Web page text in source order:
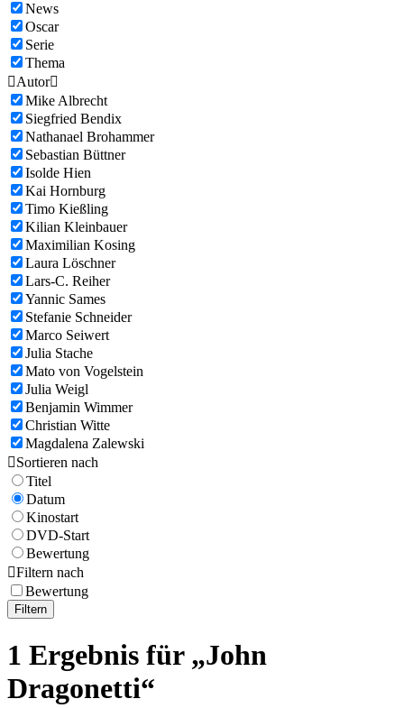
News
Oscar
Serie
Thema
Autor
Mike Albrecht
Siegfried Bendix
Nathanael Brohammer
Sebastian Büttner
Isolde Hien
Kai Hornburg
Timo Kießling
Kilian Kleinbauer
Maximilian Kosing
Laura Löschner
Lars-C. Reiher
Yannic Sames
Stefanie Schneider
Marco Seiwert
Julia Stache
Mato von Vogelstein
Julia Weigl
Benjamin Wimmer
Christian Witte
Magdalena Zalewski
Sortieren nach
Titel
Datum
Kinostart
DVD-Start
Bewertung
Filtern nach
Bewertung
Filtern
1 Ergebnis für „John
Dragonetti“